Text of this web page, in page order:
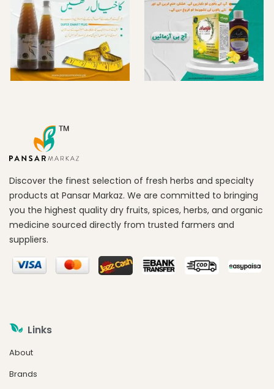
Discover the finest selection of fresh herbs and specialty
products at Pansar Markaz. We are committed to bringing
you the highest quality dry fruits, spices, herbs, and organic
medicine sourced directly from trusted farmers and
suppliers.
Links
About
Brands